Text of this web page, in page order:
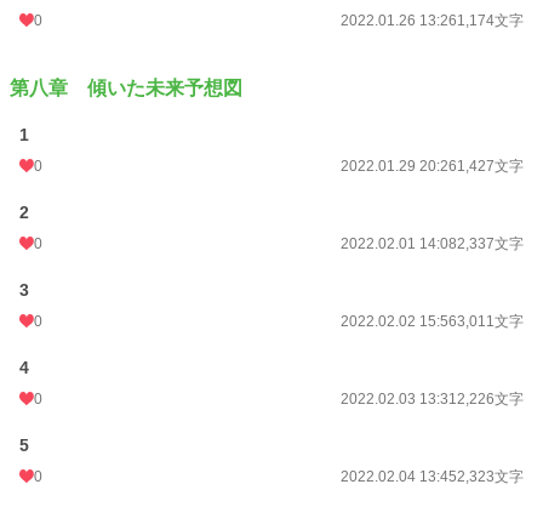
0 2022.01.26 13:261,174文字
第八章 傾いた未来予想図
1
0 2022.01.29 20:261,427文字
2
0 2022.02.01 14:082,337文字
3
0 2022.02.02 15:563,011文字
4
0 2022.02.03 13:312,226文字
5
0 2022.02.04 13:452,323文字